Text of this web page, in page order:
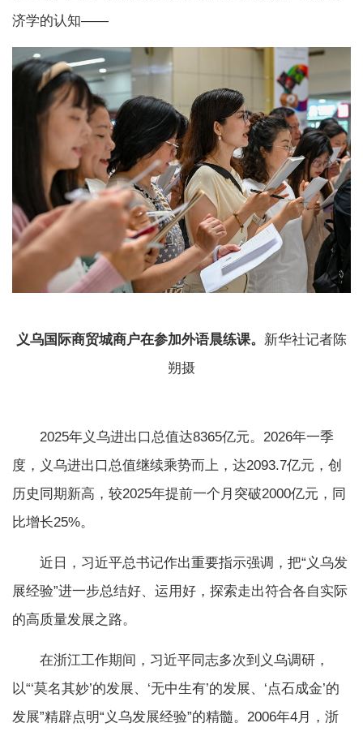
济学的认知——
义乌国际商贸城商户在参加外语晨练课。 新华社记者陈
朔摄
2025年义乌进出口总值达8365亿元。2026年一季
度，义乌进出口总值继续乘势而上，达2093.7亿元，创
历史同期新高，较2025年提前一个月突破2000亿元，同
比增长25%。
近日，习近平总书记作出重要指示强调，把“义乌发
展经验”进一步总结好、运用好，探索走出符合各自实际
的高质量发展之路。
在浙江工作期间，习近平同志多次到义乌调研，
以“‘莫名其妙’的发展、‘无中生有’的发展、‘点石成金’的
发展”精辟点明“义乌发展经验”的精髓。2006年4月，浙